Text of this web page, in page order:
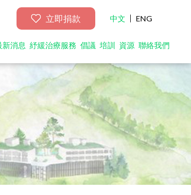
立即捐款 中文 ENG
新消息 紓緩治療服務 倡議 培訓 資源 聯絡我們